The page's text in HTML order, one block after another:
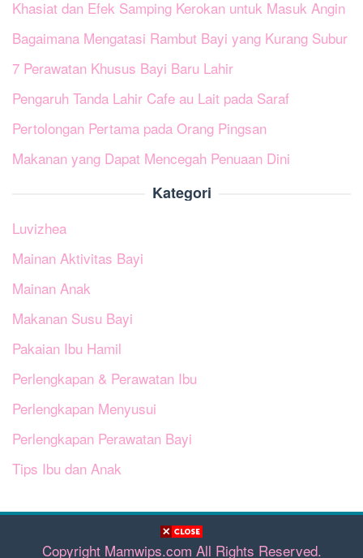
Khasiat dan Efek Samping Kerokan untuk Masuk Angin
Bagaimana Mengatasi Rambut Bayi yang Kurang Subur
7 Perawatan Khusus Bayi Baru Lahir
Pengaruh Tanda Lahir Cafe au Lait pada Saraf
Pertolongan Pertama pada Orang Pingsan
Makanan yang Dapat Mencegah Penuaan Dini
Kategori
Luvizhea
Mainan Aktivitas Bayi
Mainan Anak
Makanan Susu Bayi
Pakaian Ibu Hamil
Perlengkapan & Perawatan Ibu
Perlengkapan Menyusui
Perlengkapan Perawatan Bayi
Tips Ibu dan Anak
Copyright Mamwips.com All Rights Reserved.